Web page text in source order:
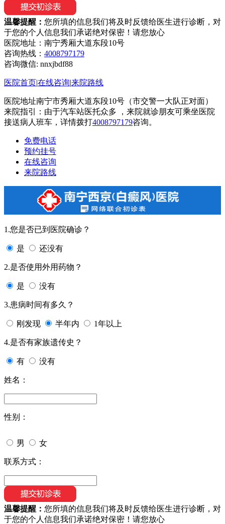
温馨提醒： 您所填的信息我们将及时反馈给医生进行诊断，对
于您的个人信息我们承诺绝对保密！请您放心
医院地址：南宁秀厢大道东段10号
咨询热线： 4008797179
咨询微信: nnxjbdf88
医院首页|在线咨询|来院路线
医院地址南宁市秀厢大道东段10号（市交警一大队正对面）
来院指引：由于汽车站医托众多 ，来院就诊朋友可乘坐医院
接送病人班车，详情拨打4008797179咨询。
免费电话
预约挂号
在线咨询
来院路线
1.您是否已到医院确诊？
是 还没有
2.是否使用外用药物？
是 没有
3.患病时间有多久？
刚发现 半年内 1年以上
4.是否有家族遗传史？
有 没有
姓名：
性别：
男 女
联系方式：
温馨提醒： 您所填的信息我们将及时反馈给医生进行诊断，对
于您的个人信息我们承诺绝对保密！请您放心